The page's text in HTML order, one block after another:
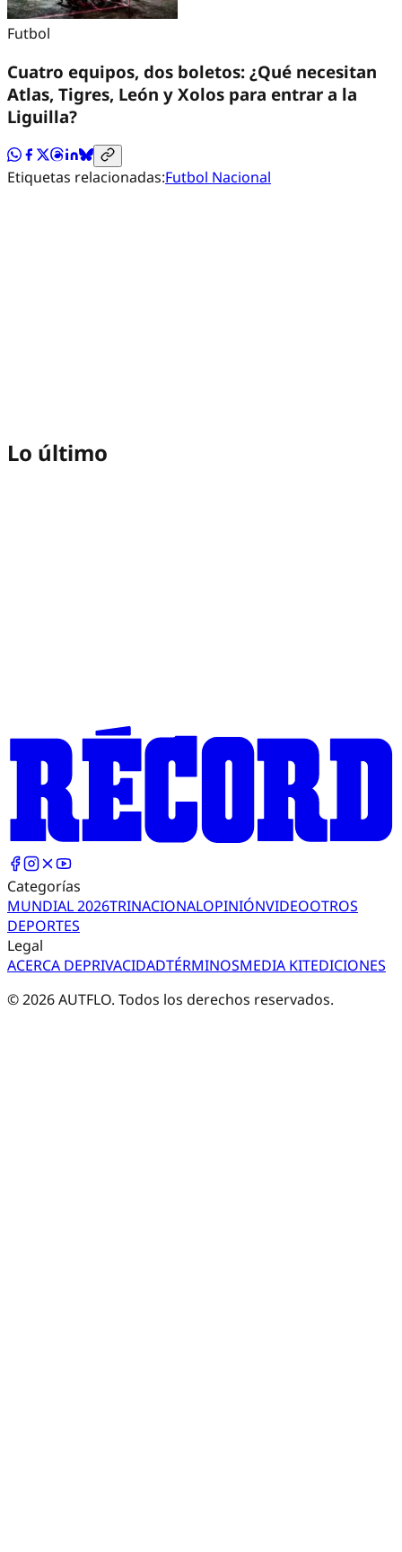
Futbol
Cuatro equipos, dos boletos: ¿Qué necesitan
Atlas, Tigres, León y Xolos para entrar a la
Liguilla?
Etiquetas relacionadas:Futbol Nacional
Lo último
Categorías
MUNDIAL 2026TRINACIONALOPINIÓNVIDEOOTROS
DEPORTES
Legal
ACERCA DEPRIVACIDADTÉRMINOSMEDIA KITEDICIONES
©2026AUTFLO. Todos los derechos reservados.